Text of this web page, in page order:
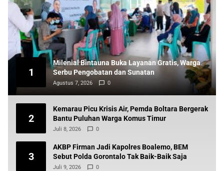
1
Milenial Bintauna Buka Layanan Gratis, Warga
Serbu Pengobatan dan Sunatan
Agustus 7, 2026 0
2
Kemarau Picu Krisis Air, Pemda Boltara Bergerak
Bantu Puluhan Warga Komus Timur
Juli 8, 2026 0
3
AKBP Firman Jadi Kapolres Boalemo, BEM
Sebut Polda Gorontalo Tak Baik-Baik Saja
Juli 9, 2026 0